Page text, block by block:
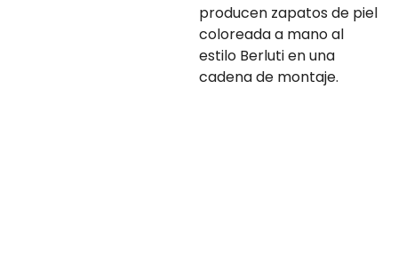
producen zapatos de piel
coloreada a mano al
estilo Berluti en una
cadena de montaje.